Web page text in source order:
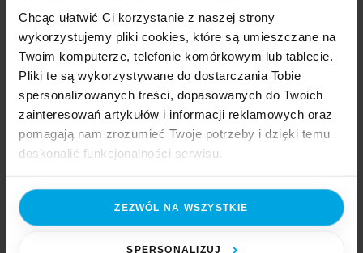
Chcąc ułatwić Ci korzystanie z naszej strony
wykorzystujemy pliki cookies, które są umieszczane na
Twoim komputerze, telefonie komórkowym lub tablecie.
Pliki te są wykorzystywane do dostarczania Tobie
spersonalizowanych treści, dopasowanych do Twoich
zainteresowań artykułów i informacji reklamowych oraz
pomagają nam zrozumieć Twoje potrzeby i dzięki temu
doskonalić funkcjonalności serwisu.
Część z plików jest niezbędna do prawidłowego działania
serwisu i jego funkcjonalności. Jeżeli nie wyrażasz
zgody na zapisywanie plików cookies, możesz łatwo
zarządzać swoimi uprawnieniami, np. we własnej
ZEZWÓL NA WSZYSTKIE
SPERSONALIZUJ
Trudno go znaleźć przy ewentualnej reklamacji. Firma
tymczasem zamawia kolejne rolki papieru termicznego.
Czytaj dalej
Najnowsze artykuły
Paperless HR i e-teczka pracownicza – cyfrowy
obieg dokumentów jako fundament nowoczesnego HR
6 sierpnia 2026